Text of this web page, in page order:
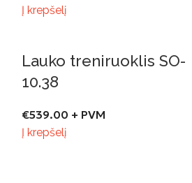
Į krepšelį
Lauko treniruoklis SO-
10.38
€539.00 + PVM
Į krepšelį